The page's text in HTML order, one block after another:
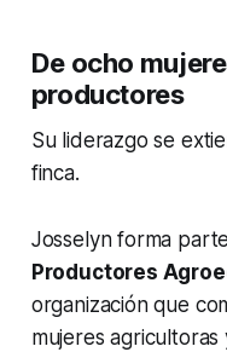
agrícolas sostenibles.
cinco años, la
De ocho
productores
Su liderazgo se
finca.
Josselyn forma
Productores
organización que
mujeres